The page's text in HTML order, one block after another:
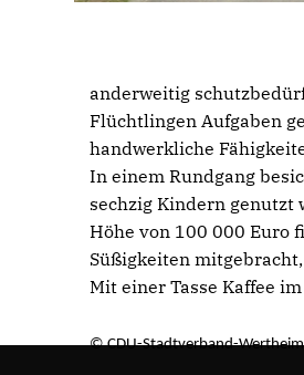
anderweitig
Flüchtlingen Aufgaben
handwerkliche
In einem Rundgang
sechzig Kindern genutzt
Höhe von 100 000 Euro
Süßigkeiten
Mit einer Tasse Kaffee
© CDU-Stadtverband-